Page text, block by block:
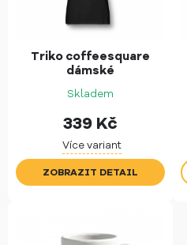
Triko coffeesquare
dámské
Skladem
339 Kč
Více variant
ZOBRAZIT DETAIL